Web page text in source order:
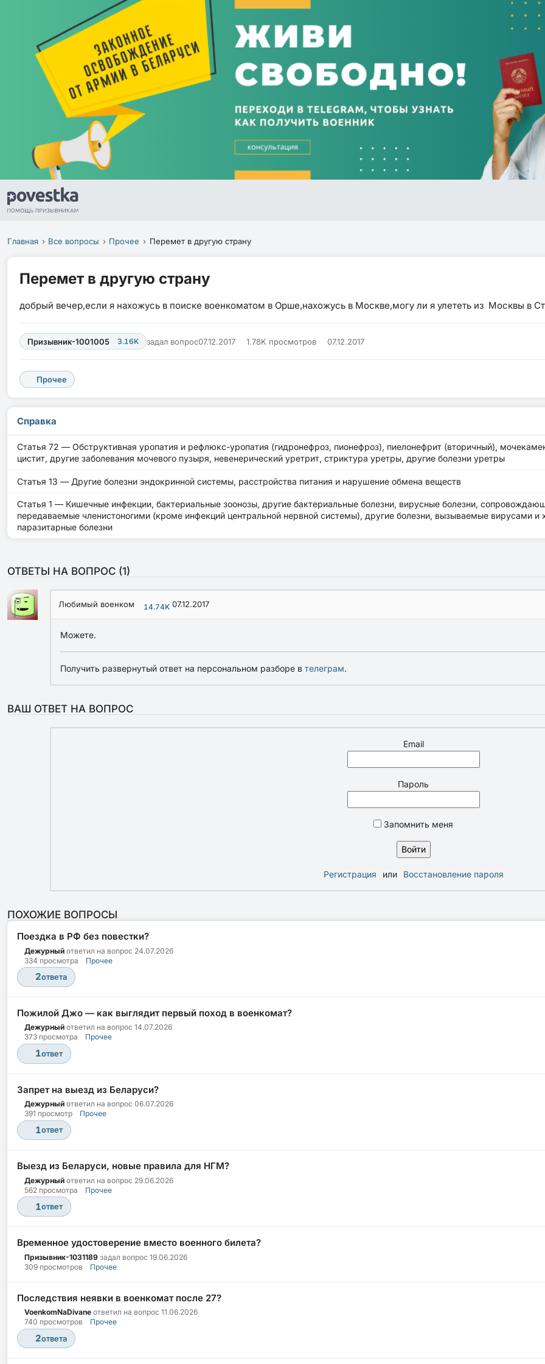
Главная Все вопросы Прочее Перемет в другую страну
Перемет в другую страну
добрый вечер,если я нахожусь в поиске военкоматом в Орше,нахожусь в Москве,могу ли я улететь из Москвы в
Призывник-1001005 3.16K задал вопрос07.12.2017 1.78K просмотров 07.12.2017
Прочее
Справка
Статья 72 — Обструктивная уропатия и рефлюкс-уропатия (гидронефроз, пионефроз), пиелонефрит (вторичный),
цистит, другие заболевания мочевого пузыря, невенерический уретрит, стриктура уретры, другие болезни уретры
Статья 13 — Другие болезни эндокринной системы, расстройства питания и нарушение обмена веществ
Статья 1 — Кишечные инфекции, бактериальные зоонозы, другие бактериальные болезни, вирусные болезни,
передаваемые членистоногими (кроме инфекций центральной нервной системы), другие болезни, вызываемые вирусами
паразитарные болезни
ОТВЕТЫ НА ВОПРОС (1)
Любимый военком 14.74K 07.12.2017
Можете.
Получить развернутый ответ на персональном разборе в телеграм.
ВАШ ОТВЕТ НА ВОПРОС
Email
Пароль
Запомнить меня
Регистрация или Восстановление пароля
ПОХОЖИЕ ВОПРОСЫ
Поездка в РФ без повестки?
Дежурный ответил на вопрос 24.07.2026
334 просмотра
Прочее
2ответа
Пожилой Джо — как выглядит первый поход в военкомат?
Дежурный ответил на вопрос 14.07.2026
373 просмотра
Прочее
1ответ
Запрет на выезд из Беларуси?
Дежурный ответил на вопрос 06.07.2026
391 просмотр
Прочее
1ответ
Выезд из Беларуси, новые правила для НГМ?
Дежурный ответил на вопрос 29.06.2026
562 просмотра
Прочее
1ответ
Временное удостоверение вместо военного билета?
Призывник-1031189 задал вопрос 19.06.2026
309 просмотров
Прочее
Последствия неявки в военкомат после 27?
VoenkomNaDivane ответил на вопрос 11.06.2026
740 просмотров
Прочее
2ответа